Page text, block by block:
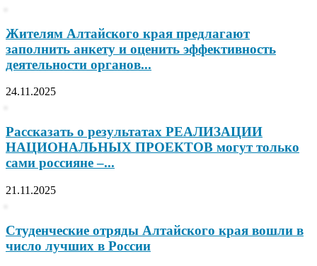
Жителям Алтайского края предлагают
заполнить анкету и оценить эффективность
деятельности органов...
24.11.2025
Рассказать о результатах РЕАЛИЗАЦИИ
НАЦИОНАЛЬНЫХ ПРОЕКТОВ могут только
сами россияне –...
21.11.2025
Студенческие отряды Алтайского края вошли в
число лучших в России